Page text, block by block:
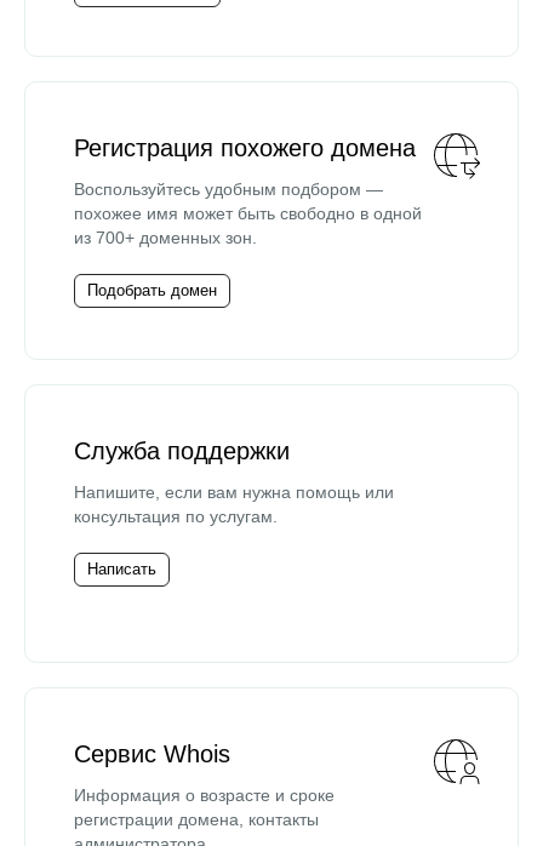
Регистрация похожего домена
Воспользуйтесь удобным подбором —
похожее имя может быть свободно в одной
из 700+ доменных зон.
Подобрать домен
Служба поддержки
Напишите, если вам нужна помощь или
консультация по услугам.
Написать
Сервис Whois
Информация о возрасте и сроке
регистрации домена, контакты